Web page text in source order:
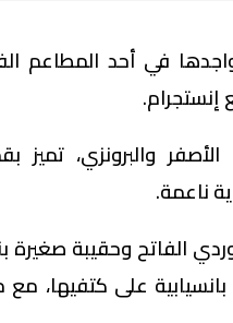
في أحد المطاعم
والبرونزي، تميز
ناعمة.
الفاتح وحقيبة صغيرة
على كتفيها، مع